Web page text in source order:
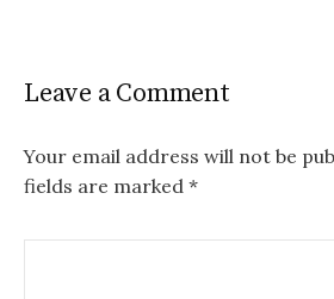
Leave a Comment
Your email address will not be
fields are marked *